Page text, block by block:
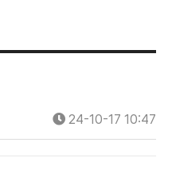
24-10-17 10:47